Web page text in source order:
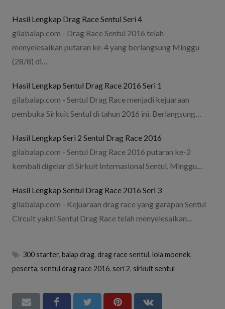
Hasil Lengkap Drag Race Sentul Seri 4
gilabalap.com - Drag Race Sentul 2016 telah
menyelesaikan putaran ke-4 yang berlangsung Minggu
(28/8) di…
Hasil Lengkap Sentul Drag Race 2016 Seri 1
gilabalap.com - Sentul Drag Race menjadi kejuaraan
pembuka Sirkuit Sentul di tahun 2016 ini. Berlangsung…
Hasil Lengkap Seri 2 Sentul Drag Race 2016
gilabalap.com - Sentul Drag Race 2016 putaran ke-2
kembali digelar di Sirkuit Internasional Sentul, Minggu…
Hasil Lengkap Sentul Drag Race 2016 Seri 3
gilabalap.com - Kejuaraan drag race yang garapan Sentul
Circuit yakni Sentul Drag Race telah menyelesaikan…
300 starter,balap drag, drag race sentul,lola moenek,
peserta, sentul drag race 2016, seri 2, sirkuit sentul